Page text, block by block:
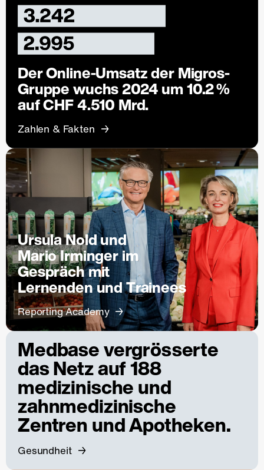
Der Online-Umsatz der Migros-
Gruppe wuchs 2024 um 10.2 %
auf CHF 4.510 Mrd.
Zahlen & Fakten
Ursula Nold und
Mario Irminger im
Gespräch mit
Lernenden und Trainees
Reporting Academy
Medbase vergrösserte
das Netz auf 188
medizinische und
zahnmedizinische
Zentren und Apotheken.
Gesundheit